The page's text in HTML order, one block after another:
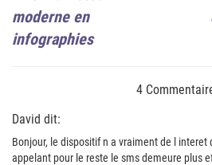
moderne en
infographies
4
David dit:
Bonjour, le dispositif n a vraiment de l interet
appelant pour le reste le sms demeure plus